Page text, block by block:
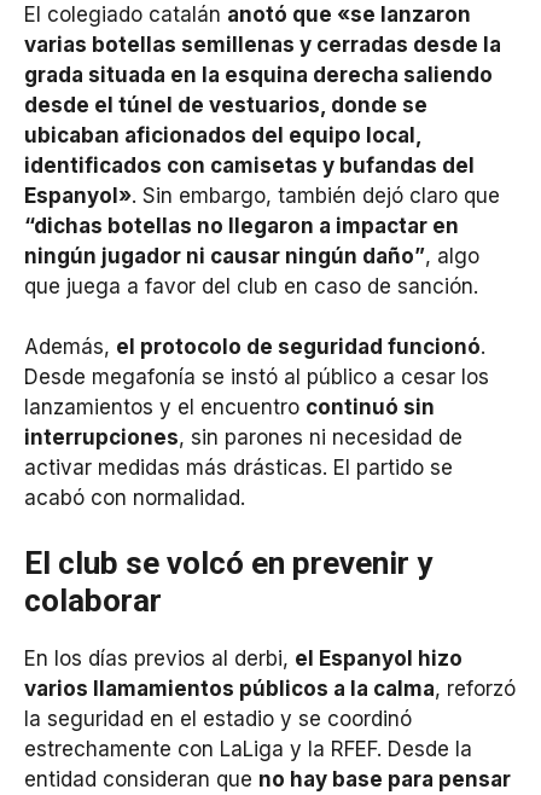
El colegiado catalán anotó que «se lanzaron
varias botellas semillenas y cerradas desde la
grada situada en la esquina derecha saliendo
desde el túnel de vestuarios, donde se
ubicaban aficionados del equipo local,
identificados con camisetas y bufandas del
Espanyol». Sin embargo, también dejó claro que
“dichas botellas no llegaron a impactar en
ningún jugador ni causar ningún daño”, algo
que juega a favor del club en caso de sanción.
Además, el protocolo de seguridad funcionó.
Desde megafonía se instó al público a cesar los
lanzamientos y el encuentro continuó sin
interrupciones, sin parones ni necesidad de
activar medidas más drásticas. El partido se
acabó con normalidad.
El club se volcó en prevenir y
colaborar
En los días previos al derbi, el Espanyol hizo
varios llamamientos públicos a la calma, reforzó
la seguridad en el estadio y se coordinó
estrechamente con LaLiga y la RFEF. Desde la
entidad consideran que no hay base para pensar